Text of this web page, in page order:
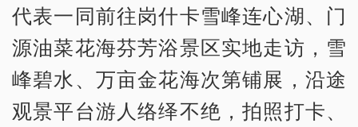
代表一同前往岗什卡雪峰连心湖、门
源油菜花海芬芳浴景区实地走访，雪
峰碧水、万亩金花海次第铺展，沿途
观景平台游人络绎不绝，拍照打卡、